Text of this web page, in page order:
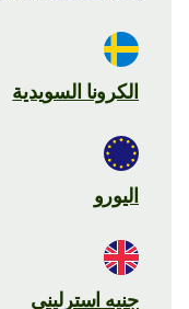
الكرونا السويدية
اليورو
جنيه استرليني